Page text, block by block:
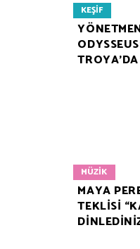
KEŞIF
MÜZIK
MAYA
TEKLİSİ